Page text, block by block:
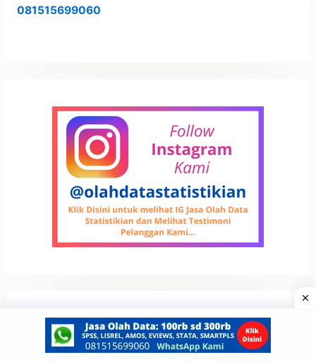
081515699060
Artikel Terbaru